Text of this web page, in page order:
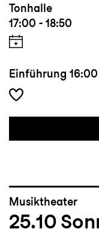
Tonhalle
17:00 - 18:50
Einführung 16:00
Musiktheater
25.10